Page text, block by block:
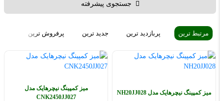
جستجوی پیشرفته
مرتبط ترین پربازدید ترین جدید ترین پرفروش ترین
میز کمپینگ نیچرهایک مدل NH20JJ028
میز کمپینگ نیچرهایک مدل
CNK2450JJ027